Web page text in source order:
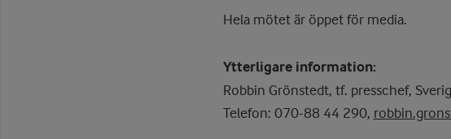
Hela mötet är öppet för media.
Ytterligare information:
Robbin Grönstedt, tf. presschef,
Telefon: 070-88 44 290,